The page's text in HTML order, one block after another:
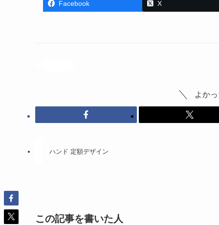
Facebook X
よか
ハンド 定額デザイン
この記事を書いた人